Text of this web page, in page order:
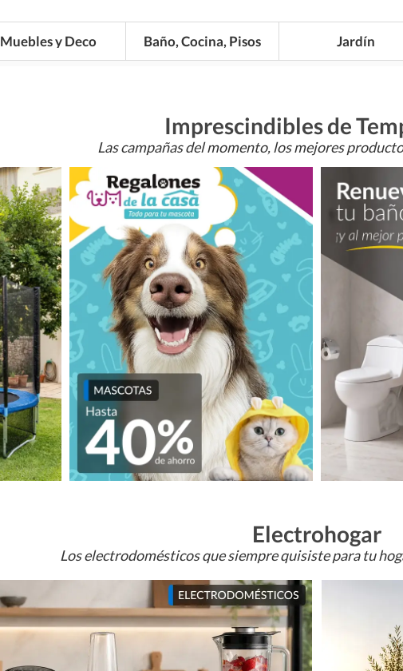
Muebles y Deco Baño, Cocina, Pisos Jardín
Imprescindibles de
Las campañas del momento, los mejores
Electrohogar
Los electrodomésticos que siempre quisiste para tu